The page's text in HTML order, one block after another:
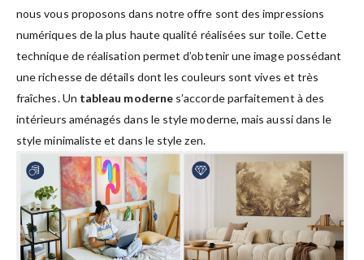
nous vous proposons dans notre offre sont des impressions
numériques de la plus haute qualité réalisées sur toile. Cette
technique de réalisation permet d’obtenir une image possédant
une richesse de détails dont les couleurs sont vives et très
fraîches. Un tableau modernes’accorde parfaitement à des
intérieurs aménagés dans le style moderne, mais aussi dans le
style minimaliste et dans le style zen.